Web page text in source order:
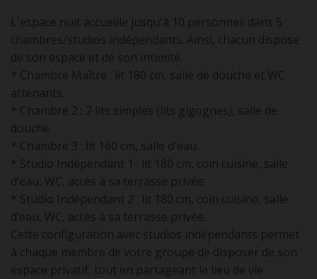
L'espace nuit accueille jusqu'à 10 personnes dans 5
chambres/studios indépendants. Ainsi, chacun dispose
de son espace et de son intimité.
* Chambre Maître : lit 180 cm, salle de douche et WC
attenants.
* Chambre 2 : 2 lits simples (lits gigognes), salle de
douche.
* Chambre 3 : lit 160 cm, salle d'eau.
* Studio Indépendant 1 : lit 180 cm, coin cuisine, salle
d’eau, WC, accès à sa terrasse privée.
* Studio Indépendant 2 : lit 180 cm, coin cuisine, salle
d’eau, WC, accès à sa terrasse privée.
Cette configuration avec studios indépendants permet
à chaque membre de votre groupe de disposer de son
espace privatif, tout en partageant le lieu de vie